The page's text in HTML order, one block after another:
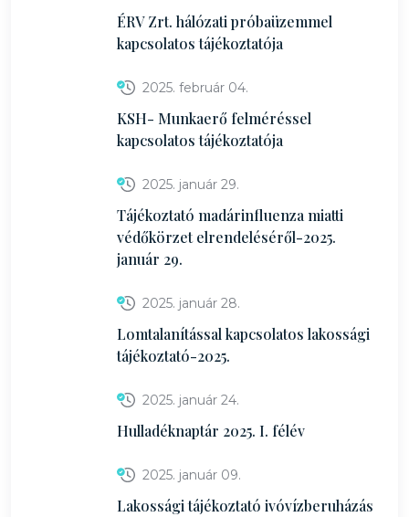
ÉRV Zrt. hálózati próbaüzemmel
kapcsolatos tájékoztatója
2025. február 04.
KSH- Munkaerő felméréssel
kapcsolatos tájékoztatója
2025. január 29.
Tájékoztató madárinfluenza miatti
védőkörzet elrendeléséről-2025.
január 29.
2025. január 28.
Lomtalanítással kapcsolatos lakossági
tájékoztató-2025.
2025. január 24.
Hulladéknaptár 2025. I. félév
2025. január 09.
Lakossági tájékoztató ivóvízberuházás